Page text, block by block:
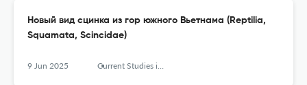
Новый вид сцинка из гор южного Вьетнама (Reptilia,
Squamata, Scincidae)
9 Jun 2025 Current Studies in Herpetology